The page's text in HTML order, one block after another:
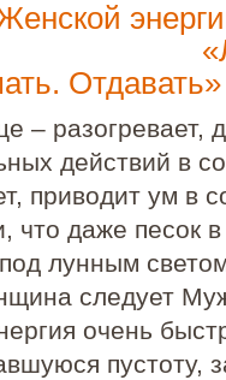
Отдавать»
разогревает,
действий в
приводит ум в
что даже песок
лунным
следует
очень
пустоту,